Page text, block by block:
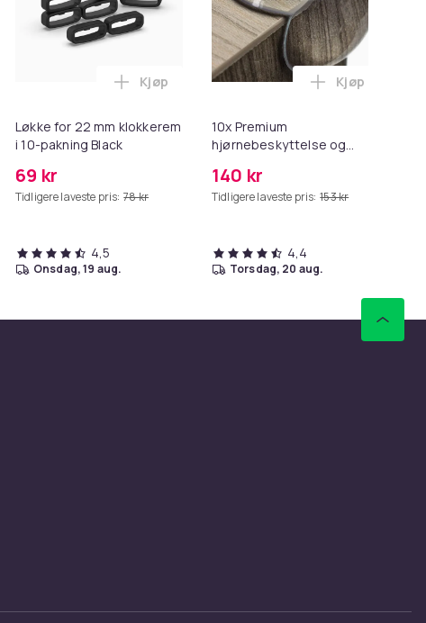
AE2 - Grå i handlekurven
Minnekortadapter til iPhone/iPad i handlekurven
til HDMI-omformer 1080p i handlekurven
Løkke for 22 mm klokkerem
i 10-pakning Black
69 kr
Tidligere laveste pris: 78 kr
Legg Løkke for 22 mm klokkerem i 10-
Kjøp
4,5
onsdag, 19 aug.
10x Premium
hjørnebeskyttelse og
140 kr
Tidligere laveste pris: 153 kr
Legg 10x
Kjøp
4,4
torsdag, 20 aug.